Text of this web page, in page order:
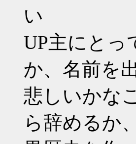
い
UP主にとっ
か、名前を
悲しいかな
ら辞めるか